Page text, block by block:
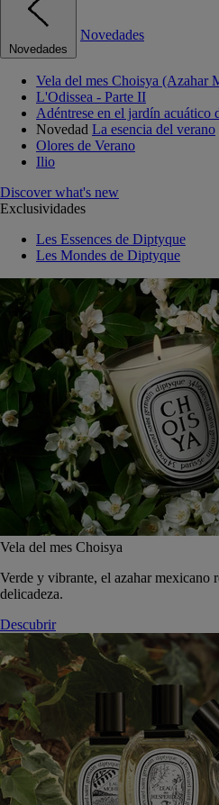
Novedades
Novedades
Vela del mes Choisya (Azahar
L'Odissea - Parte II
Adéntrese en el jardín acuático
Novedad La esencia del verano
Olores de Verano
Ilio
Discover what's new
Exclusividades
Les Essences de Diptyque
Les Mondes de Diptyque
Vela del mes Choisya
Verde y vibrante, el azahar mexicano
delicadeza.
Descubrir